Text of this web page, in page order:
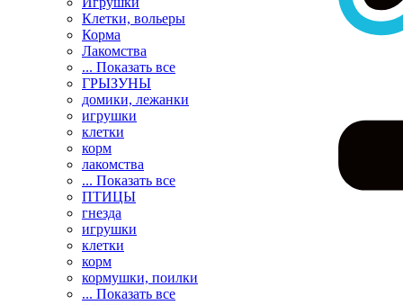
Клетки, вольеры
Корма
Лакомства
... Показать все
ГРЫЗУНЫ
домики, лежанки
игрушки
клетки
корм
лакомства
... Показать все
ПТИЦЫ
гнезда
игрушки
клетки
корм
кормушки, поилки
... Показать все